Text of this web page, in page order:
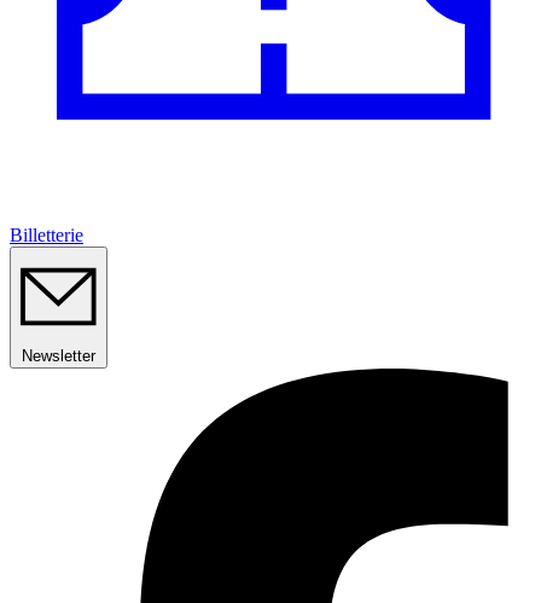
Billetterie
Newsletter